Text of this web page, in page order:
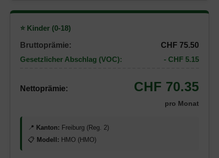
⭐ Kinder (0-18)
Bruttoprämie:
CHF 75.50
Gesetzlicher Abschlag (VOC):
- CHF 5.15
Nettoprämie: CHF 70.35
pro Monat
📍 Kanton: Freiburg (Reg. 2)
📋 Modell: HMO (HMO)